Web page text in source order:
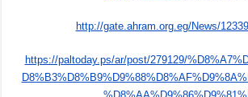
http://gate.ahram.org.eg/News/
https://paltoday.ps/ar/post/279129/